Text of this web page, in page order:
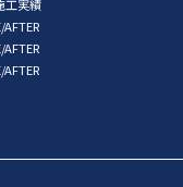
工実績